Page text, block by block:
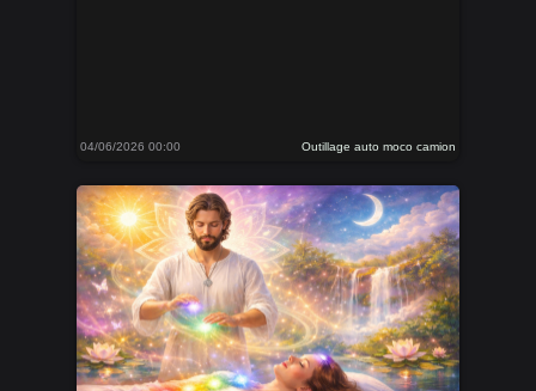
04/06/2026 00:00 Outillage auto moco camion